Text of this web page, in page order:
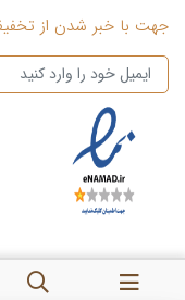
جهت با خبر شدن از